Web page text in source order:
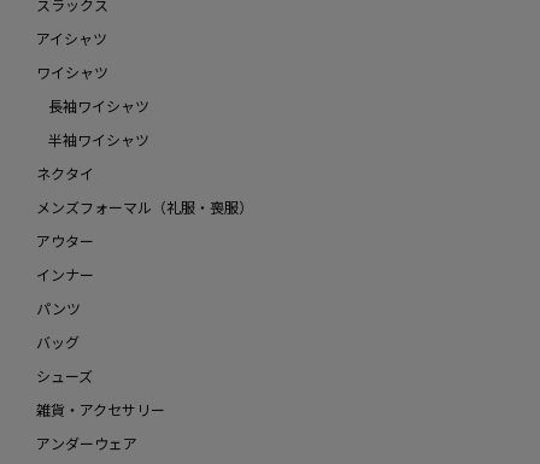
アイシャツ
ワイシャツ
長袖ワイシャツ
半袖ワイシャツ
ネクタイ
メンズフォーマル（礼服・喪服）
アウター
インナー
パンツ
バッグ
シューズ
雑貨・アクセサリー
アンダーウェア